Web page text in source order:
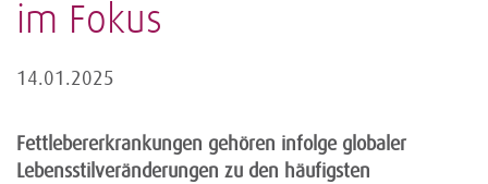
im Fokus
14.01.2025
Fettlebererkrankungen gehören infolge globaler
Lebensstilveränderungen zu den häufigsten